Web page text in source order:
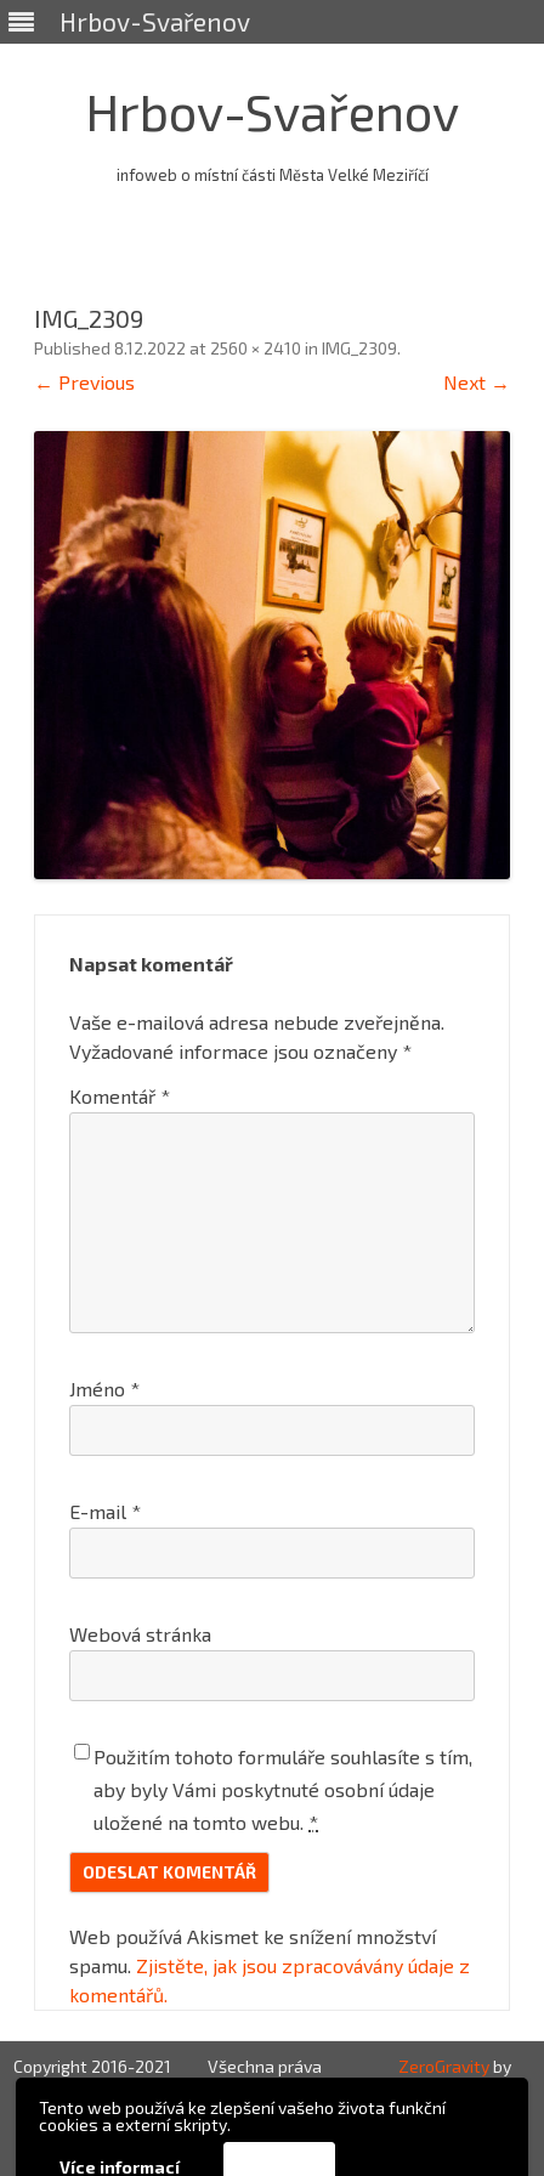
Tento web používá ke zlepšení vašeho života funkční
cookies a externí skripty.
Více informací
Hrbov-Svařenov
Hrbov-Svařenov
infoweb o místní části Města Velké Meziříčí
IMG_2309
Published 8.12.2022 at 2560 × 2410 in IMG_2309.
← Previous Next →
Napsat komentář
Vaše e-mailová adresa nebude zveřejněna.
Vyžadované informace jsou označeny *
Komentář *
Jméno *
E-mail *
Webová stránka
Použitím tohoto formuláře souhlasíte s tím,
aby byly Vámi poskytnuté osobní údaje
uložené na tomto webu. *
Web používá Akismet ke snížení množství
spamu. Zjistěte, jak jsou zpracovávány údaje z
komentářů.
Copyright 2016-2021
Všechna práva
vyhrazena!
ZeroGravityby
GalussoThemes.com